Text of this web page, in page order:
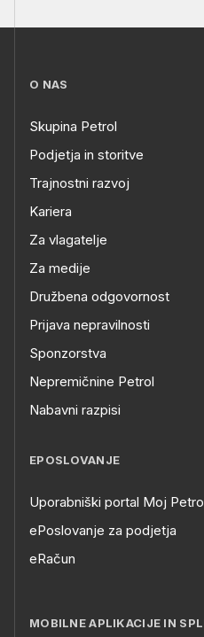
O NAS
Skupina Petrol
Podjetja in storitve
Trajnostni razvoj
Kariera
Za vlagatelje
Za medije
Družbena odgovornost
Prijava nepravilnosti
Sponzorstva
Nepremičnine Petrol
Nabavni razpisi
EPOSLOVANJE
Uporabniški portal Moj
ePoslovanje za podjetja
eRačun
MOBILNE APLIKACIJE IN